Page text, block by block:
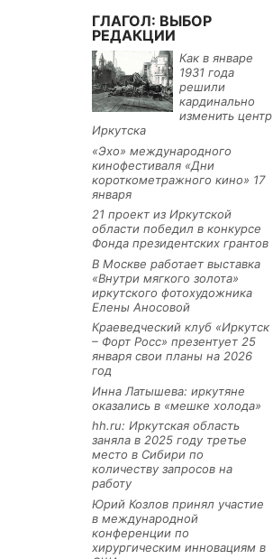
ГЛАГОЛ: ВЫБОР
РЕДАКЦИИ
Как в январе
1931 года
решили
кардинально
изменить центр
Иркутска
«Эхо» международного
кинофестиваля «Дни
короткометражного кино» 17
января
21 проект из Иркутской
области победил в конкурсе
Фонда президентских грантов
В Москве работает выставка
«Внутри мягкого золота»
иркутского фотохудожника
Елены Аносовой
Краеведческий клуб «Иркутск
– Форт Росс» презентует 25
января свои планы на 2026
год
Инна Латышева: иркутяне
оказались в «мешке холода»
hh.ru: Иркутская область
заняла в 2025 году третье
место в Сибири по
количеству запросов на
работу
Юрий Козлов принял участие
в международной
конференции по
хирургическим инновациям в